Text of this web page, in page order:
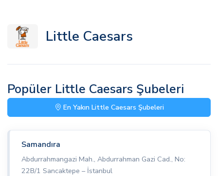
Little Caesars
Popüler Little Caesars Şubeleri
En Yakın Little Caesars Şubeleri
Samandıra
Abdurrahmangazi Mah., Abdurrahman Gazi Cad., No:
22B/1 Sancaktepe – İstanbul